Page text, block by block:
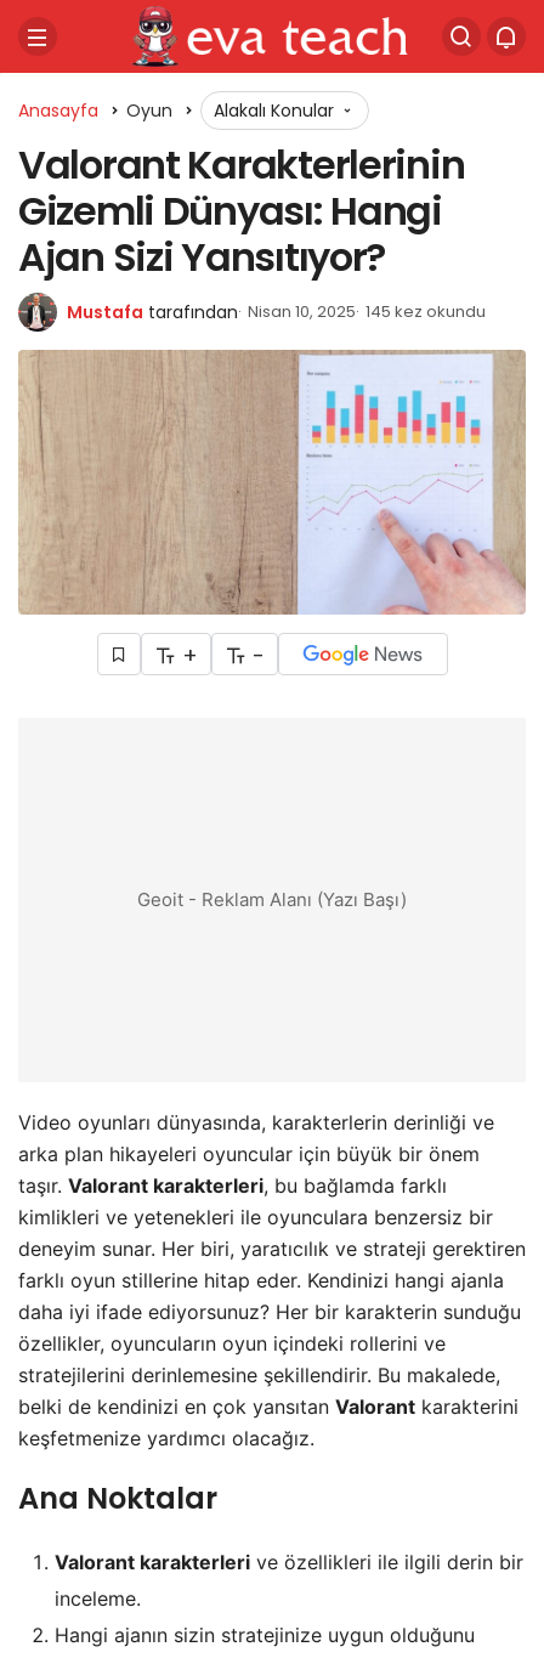
Anasayfa Oyun Alakalı Konular
Valorant Karakterlerinin
Gizemli Dünyası: Hangi
Ajan Sizi Yansıtıyor?
Mustafa tarafından Nisan 10, 2025 145 kez okundu
+ -
Geoit - Reklam Alanı (Yazı Başı)
Video oyunları dünyasında, karakterlerin derinliği ve
arka plan hikayeleri oyuncular için büyük bir önem
taşır. Valorant karakterleri, bu bağlamda farklı
kimlikleri ve yetenekleri ile oyunculara benzersiz bir
deneyim sunar. Her biri, yaratıcılık ve strateji gerektiren
farklı oyun stillerine hitap eder. Kendinizi hangi ajanla
daha iyi ifade ediyorsunuz? Her bir karakterin sunduğu
özellikler, oyuncuların oyun içindeki rollerini ve
stratejilerini derinlemesine şekillendirir. Bu makalede,
belki de kendinizi en çok yansıtan Valorant karakterini
keşfetmenize yardımcı olacağız.
Ana Noktalar
Valorant karakterleri ve özellikleri ile ilgili derin bir
inceleme.
Hangi ajanın sizin stratejinize uygun olduğunu